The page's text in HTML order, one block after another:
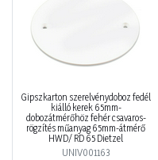
Gipszkarton szerelvénydoboz fedél
kiálló kerek 65mm-
dobozátmérőhöz fehér csavaros-
rögzítés műanyag 65mm-átmérő
HWD/ RD 65 Dietzel
UNIV001163